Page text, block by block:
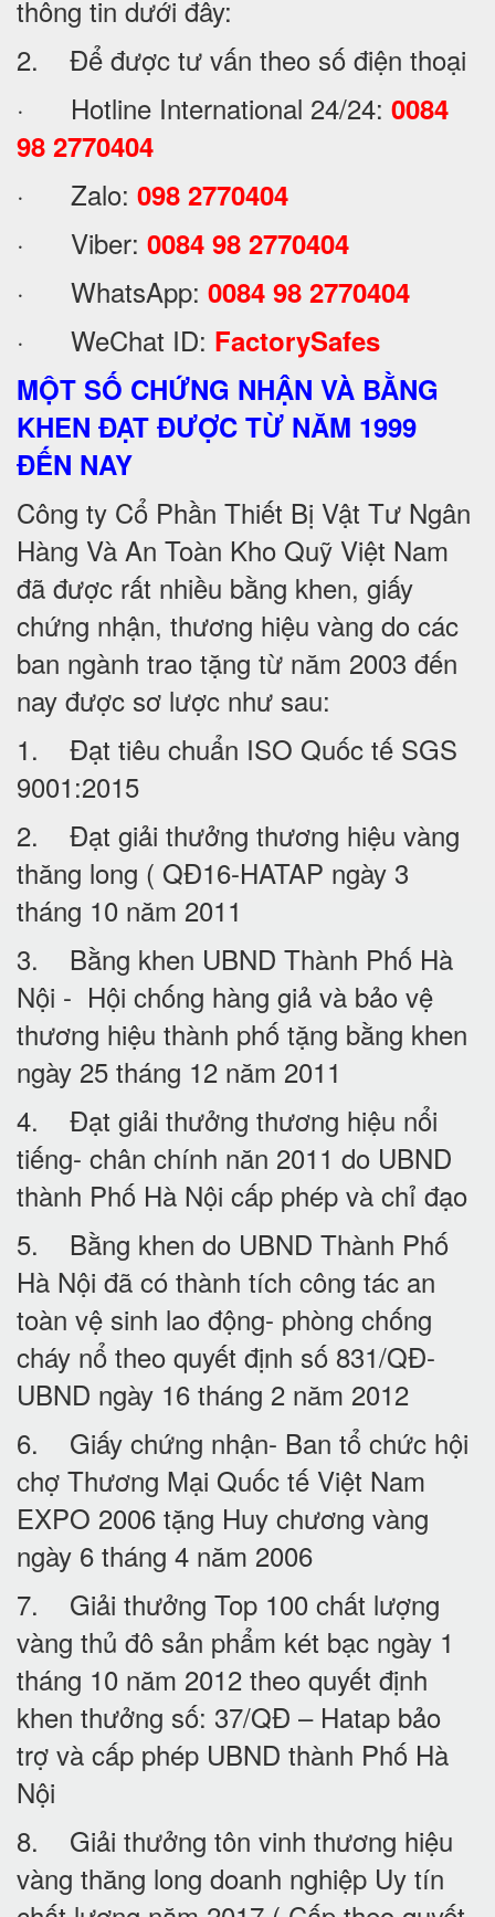
thông tin dưới đây:
2. Để được tư vấn theo số điện thoại
· Hotline International 24/24: 0084
98 2770404
· Zalo: 098 2770404
· Viber: 0084 98 2770404
· WhatsApp: 0084 98 2770404
· WeChat ID: FactorySafes
MỘT SỐ CHỨNG NHẬN VÀ BẰNG
KHEN ĐẠT ĐƯỢC TỪ NĂM 1999
ĐẾN NAY
Công ty Cổ Phần Thiết Bị Vật Tư Ngân
Hàng Và An Toàn Kho Quỹ Việt Nam
đã được rất nhiều bằng khen, giấy
chứng nhận, thương hiệu vàng do các
ban ngành trao tặng từ năm 2003 đến
nay được sơ lược như sau:
1. Đạt tiêu chuẩn ISO Quốc tế SGS
9001:2015
2. Đạt giải thưởng thương hiệu vàng
thăng long ( QĐ16-HATAP ngày 3
tháng 10 năm 2011
3. Bằng khen UBND Thành Phố Hà
Nội - Hội chống hàng giả và bảo vệ
thương hiệu thành phố tặng bằng khen
ngày 25 tháng 12 năm 2011
4. Đạt giải thưởng thương hiệu nổi
tiếng- chân chính năn 2011 do UBND
thành Phố Hà Nội cấp phép và chỉ đạo
5. Bằng khen do UBND Thành Phố
Hà Nội đã có thành tích công tác an
toàn vệ sinh lao động- phòng chống
cháy nổ theo quyết định số 831/QĐ-
UBND ngày 16 tháng 2 năm 2012
6. Giấy chứng nhận- Ban tổ chức hội
chợ Thương Mại Quốc tế Việt Nam
EXPO 2006 tặng Huy chương vàng
ngày 6 tháng 4 năm 2006
7. Giải thưởng Top 100 chất lượng
vàng thủ đô sản phẩm két bạc ngày 1
tháng 10 năm 2012 theo quyết định
khen thưởng số: 37/QĐ – Hatap bảo
trợ và cấp phép UBND thành Phố Hà
Nội
8. Giải thưởng tôn vinh thương hiệu
vàng thăng long doanh nghiệp Uy tín